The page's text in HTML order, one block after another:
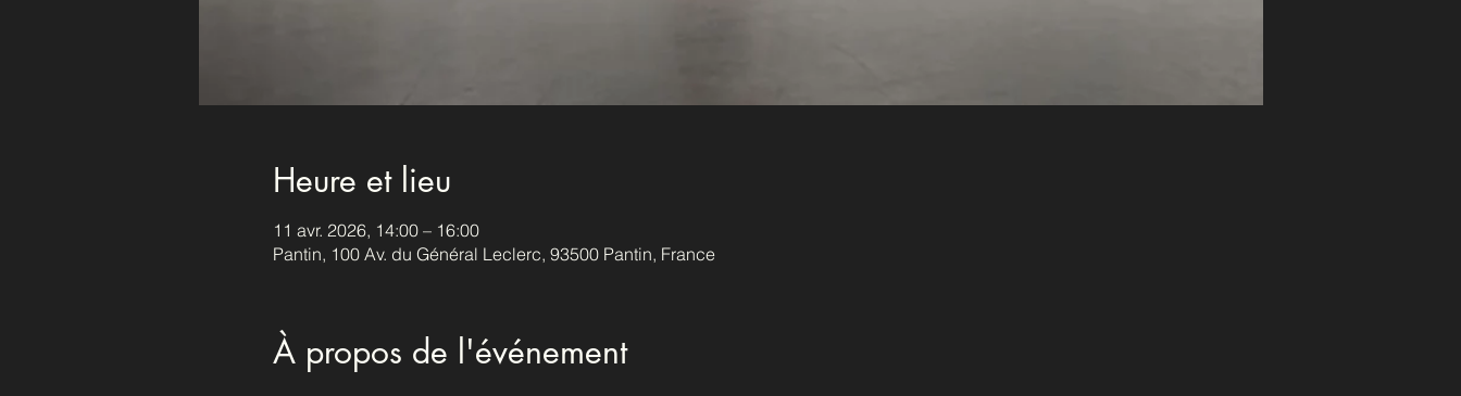
Heure et lieu
11 avr. 2026, 14:00 – 16:00
Pantin, 100 Av. du Général Leclerc, 93500 Pantin, France
À propos de l'événement